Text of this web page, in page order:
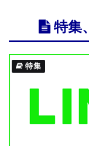
特集
特集